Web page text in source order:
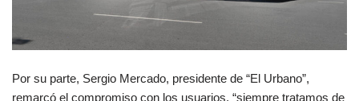
Por su parte, Sergio Mercado, presidente de “El Urbano”,
remarcó el compromiso con los usuarios, “siempre tratamos de